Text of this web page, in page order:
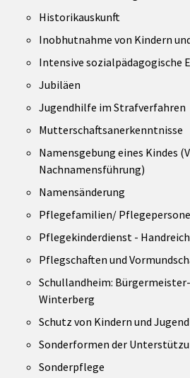
Historikauskunft
Inobhutnahme von Kindern
Intensive sozialpädagogische
Jubiläen
Jugendhilfe im Strafverfahren
Mutterschaftsanerkenntnisse
Namensgebung eines Kindes
Nachnamensführung)
Namensänderung
Pflegefamilien/
Pflegekinderdienst -
Pflegschaften und
Schullandheim:
Winterberg
Schutz von Kindern und
Sonderformen der
Sonderpflege